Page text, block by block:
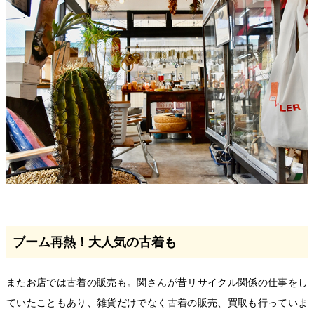
ブーム再熱！大人気の古着も
またお店では古着の販売も。関さんが昔リサイクル関係の仕事をし
ていたこともあり、雑貨だけでなく古着の販売、買取も行っていま